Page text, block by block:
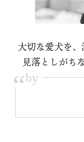
大切な愛犬を
見落としがち
“by